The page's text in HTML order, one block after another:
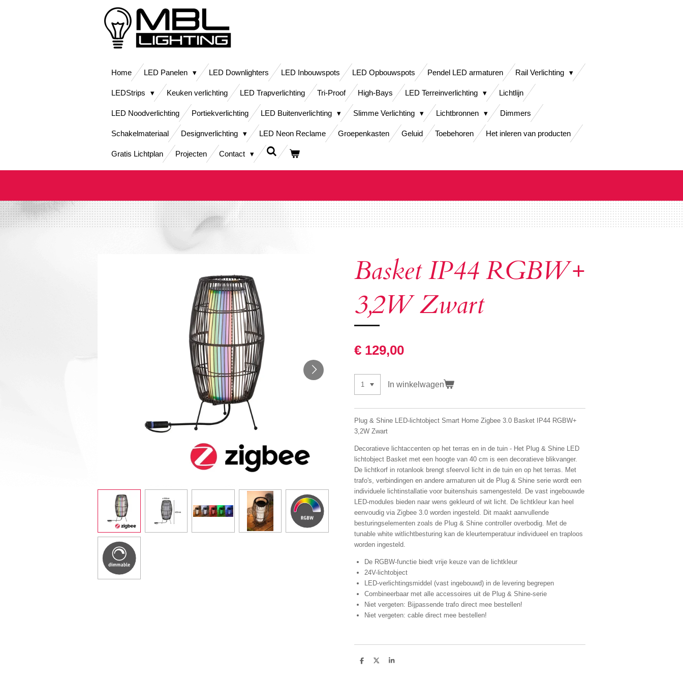
Home LED Panelen LED Downlighters LED Inbouwspots LED Opbouwspots Pendel LED armaturen Rail Verlichting
LEDStrips Keuken verlichting LED Trapverlichting Tri-Proof High-Bays LED Terreinverlichting Lichtlijn
LED Noodverlichting Portiekverlichting LED Buitenverlichting Slimme Verlichting Lichtbronnen Dimmers
Schakelmateriaal Designverlichting LED Neon Reclame Groepenkasten Geluid Toebehoren Het inleren van producten
Gratis Lichtplan Projecten Contact
Basket IP44 RGBW+
3,2W Zwart
€ 129,00
In winkelwagen
Plug & Shine LED-lichtobject Smart Home Zigbee 3.0 Basket IP44 RGBW+
3,2W Zwart
Decoratieve lichtaccenten op het terras en in de tuin - Het Plug & Shine LED
lichtobject Basket met een hoogte van 40 cm is een decoratieve blikvanger.
De lichtkorf in rotanlook brengt sfeervol licht in de tuin en op het terras. Met
trafo's, verbindingen en andere armaturen uit de Plug & Shine serie wordt een
individuele lichtinstallatie voor buitenshuis samengesteld. De vast ingebouwde
LED-modules bieden naar wens gekleurd of wit licht. De lichtkleur kan heel
eenvoudig via Zigbee 3.0 worden ingesteld. Dit maakt aanvullende
besturingselementen zoals de Plug & Shine controller overbodig. Met de
tunable white witlichtbesturing kan de kleurtemperatuur individueel en traploos
worden ingesteld.
De RGBW-functie biedt vrije keuze van de lichtkleur
24V-lichtobject
LED-verlichtingsmiddel (vast ingebouwd) in de levering begrepen
Combineerbaar met alle accessoires uit de Plug & Shine-serie
Niet vergeten: Bijpassende trafo direct mee bestellen!
Niet vergeten: cable direct mee bestellen!
D
D
S